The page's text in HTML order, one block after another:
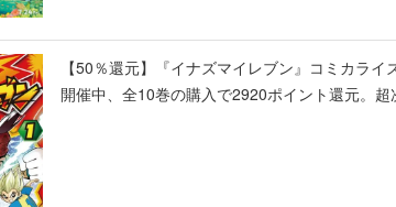
【50％還元】『イナズマイレブン』コミカラ
開催中、全10巻の購入で2920ポイント還元。